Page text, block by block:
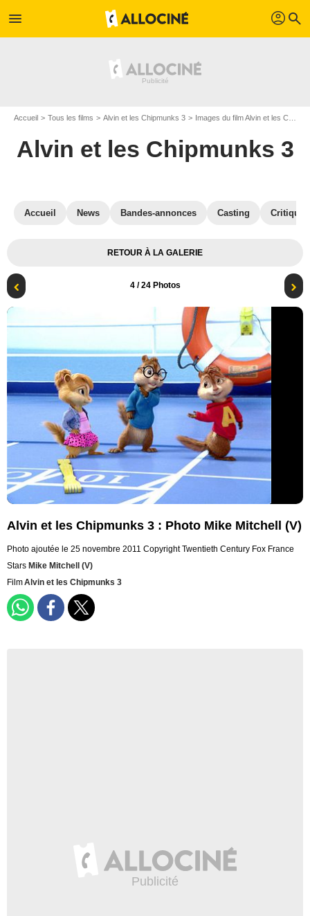
menu profil search
Accueil Tous les films Alvin et les Chipmunks 3 Images du film Alvin et les Chipmunks 3
Alvin et les Chipmunks 3
Accueil News Bandes-annonces Casting
RETOUR À LA GALERIE
4/ 24 Photos
Alvin et les Chipmunks 3 : Photo Mike Mitchell (V)
Photo ajoutée le 25 novembre 2011 Copyright Twentieth Century Fox France
Stars Mike Mitchell (V)
FilmAlvin et les Chipmunks 3